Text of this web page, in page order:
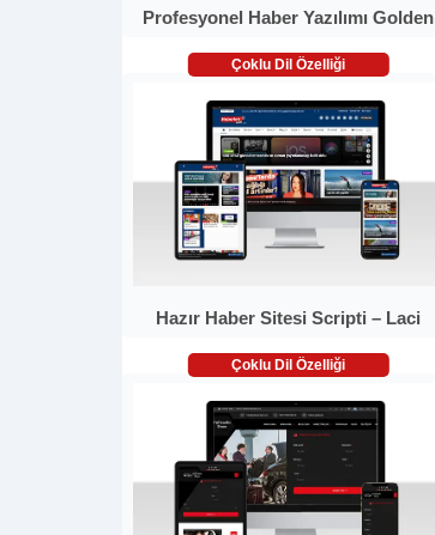
Profesyonel Haber Yazılımı Golden
Çoklu Dil Özelliği
Hazır Haber Sitesi Scripti – Laci
Çoklu Dil Özelliği